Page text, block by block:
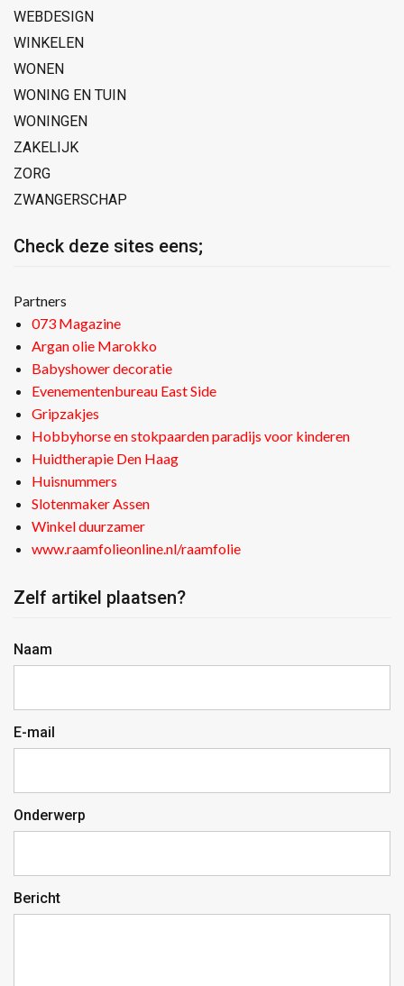
WEBDESIGN
WINKELEN
WONEN
WONING EN TUIN
WONINGEN
ZAKELIJK
ZORG
ZWANGERSCHAP
Check deze sites eens;
Partners
073 Magazine
Argan olie Marokko
Babyshower decoratie
Evenementenbureau East Side
Gripzakjes
Hobbyhorse en stokpaarden paradijs voor kinderen
Huidtherapie Den Haag
Huisnummers
Slotenmaker Assen
Winkel duurzamer
www.raamfolieonline.nl/raamfolie
Zelf artikel plaatsen?
Naam
E-mail
Onderwerp
Bericht